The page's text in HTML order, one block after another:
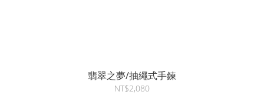
翡翠之夢/抽繩式手鍊
NT$2,080